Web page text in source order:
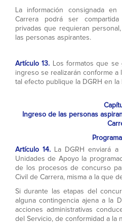
La información consignada
Carrera podrá ser
privadas que requieran
las personas aspirantes.
Artículo 13. Los formatos que
ingreso se realizarán conforme
tal efecto publique la DGRH en la
Ingreso de las personas
Artículo 14. La DGRH enviará a
Unidades de Apoyo la
de los procesos de concurso
Civil de Carrera, misma a la que
Si durante las etapas del
alguna contingencia ajena a la
acciones administrativas
del Servicio, de conformidad a la